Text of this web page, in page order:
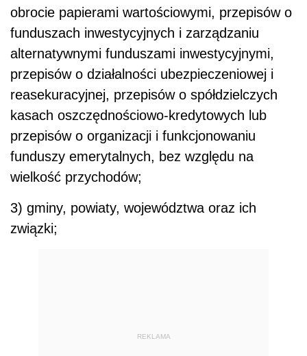
obrocie papierami wartościowymi, przepisów o
funduszach inwestycyjnych i zarządzaniu
alternatywnymi funduszami inwestycyjnymi,
przepisów o działalności ubezpieczeniowej i
reasekuracyjnej, przepisów o spółdzielczych
kasach oszczędnościowo-kredytowych lub
przepisów o organizacji i funkcjonowaniu
funduszy emerytalnych, bez względu na
wielkość przychodów;
3) gminy, powiaty, województwa oraz ich
związki;
REKLAMA